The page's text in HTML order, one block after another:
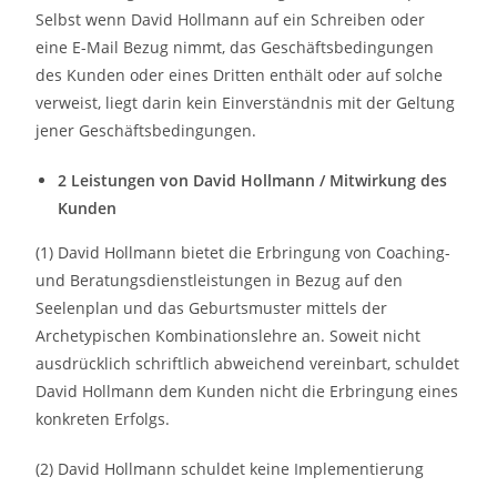
Selbst wenn David Hollmann auf ein Schreiben oder
eine E-Mail Bezug nimmt, das Geschäftsbedingungen
des Kunden oder eines Dritten enthält oder auf solche
verweist, liegt darin kein Einverständnis mit der Geltung
jener Geschäftsbedingungen.
2 Leistungen von David Hollmann / Mitwirkung des
Kunden
(1) David Hollmann bietet die Erbringung von Coaching-
und Beratungsdienstleistungen in Bezug auf den
Seelenplan und das Geburtsmuster mittels der
Archetypischen Kombinationslehre an. Soweit nicht
ausdrücklich schriftlich abweichend vereinbart, schuldet
David Hollmann dem Kunden nicht die Erbringung eines
konkreten Erfolgs.
(2) David Hollmann schuldet keine Implementierung